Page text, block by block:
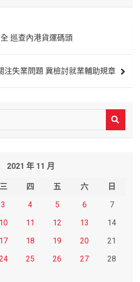
巡查內港貨運碼頭
注失業問題 冀檢討就業輔助規章
2021 年 11 月
三 四 五 六
日
3 4 5 6
7
10 11 12 13
14
17 18 19 20
21
25 26 27
28